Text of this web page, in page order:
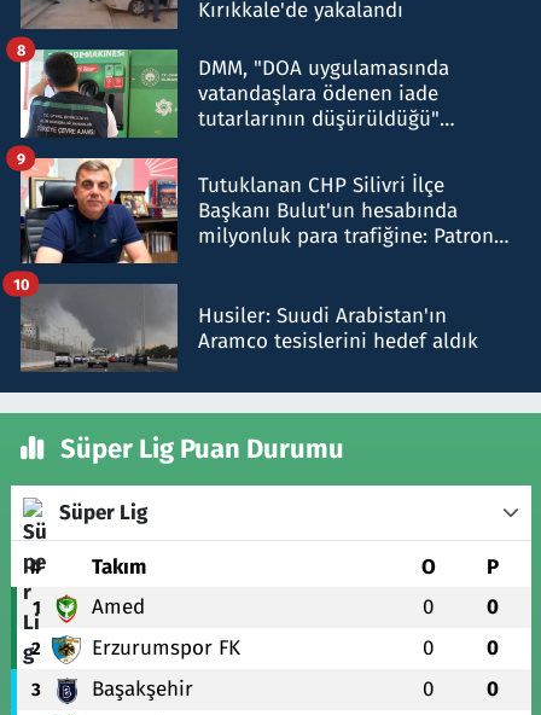
Kırıkkale'de yakalandı
DMM, "DOA uygulamasında
vatandaşlara ödenen iade
tutarlarının düşürüldüğü"
8
Tutuklanan CHP Silivri İlçe
Başkanı Bulut'un hesabında
milyonluk para trafiğine: Patron
9
Husiler: Suudi Arabistan'ın
Aramco tesislerini hedef aldık
10
Süper Lig Puan Durumu
Süper Lig
# Takım O P
1 Amed 0 0
2 Erzurumspor FK 0 0
3 Başakşehir 0 0